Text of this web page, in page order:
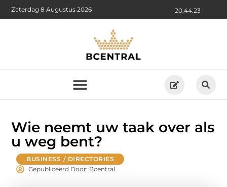
20:44:24
Zaterdag 8 Augustus 2026
Wie neemt uw taak over als
u weg bent?
BUSINESS / DIRECTORIES
Gepubliceerd Door: Bcentral